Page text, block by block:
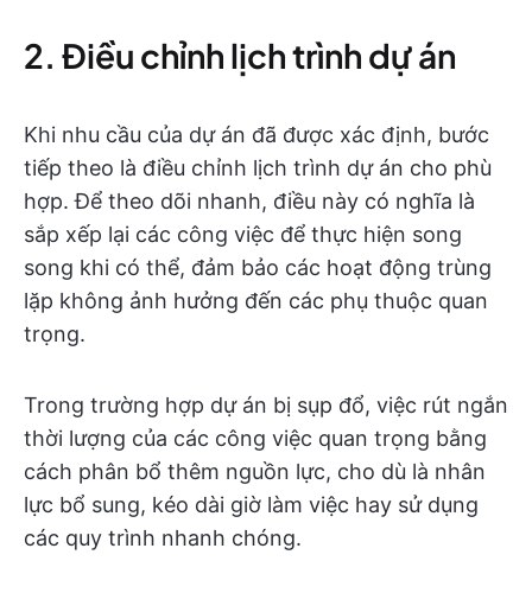
2. Điều chỉnh lịch trình dự án
Khi nhu cầu của dự án đã được xác định, bước
tiếp theo là điều chỉnh lịch trình dự án cho phù
hợp. Để theo dõi nhanh, điều này có nghĩa là
sắp xếp lại các công việc để thực hiện song
song khi có thể, đảm bảo các hoạt động trùng
lặp không ảnh hưởng đến các phụ thuộc quan
trọng.
Trong trường hợp dự án bị sụp đổ, việc rút ngắn
thời lượng của các công việc quan trọng bằng
cách phân bổ thêm nguồn lực, cho dù là nhân
lực bổ sung, kéo dài giờ làm việc hay sử dụng
các quy trình nhanh chóng.